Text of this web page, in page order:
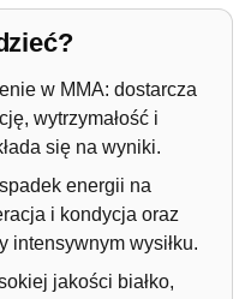
odżywcze
wyników
w MMA: dostarcza
wytrzymałość i
się na wyniki.
energii na
i kondycja oraz
intensywnym wysiłku.
jakości białko,